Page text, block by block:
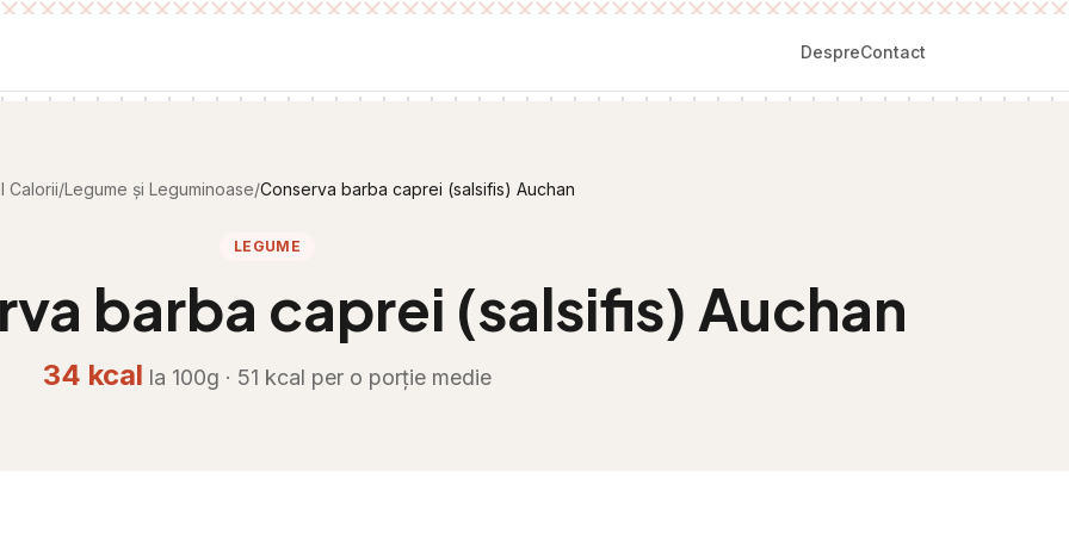
DespreContact
Calorii/Legume și Leguminoase/Conserva barba caprei (salsifis) Auchan
LEGUME
barba caprei (salsifis) Auchan
34 kcal la 100g · 51 kcal per o porție medie